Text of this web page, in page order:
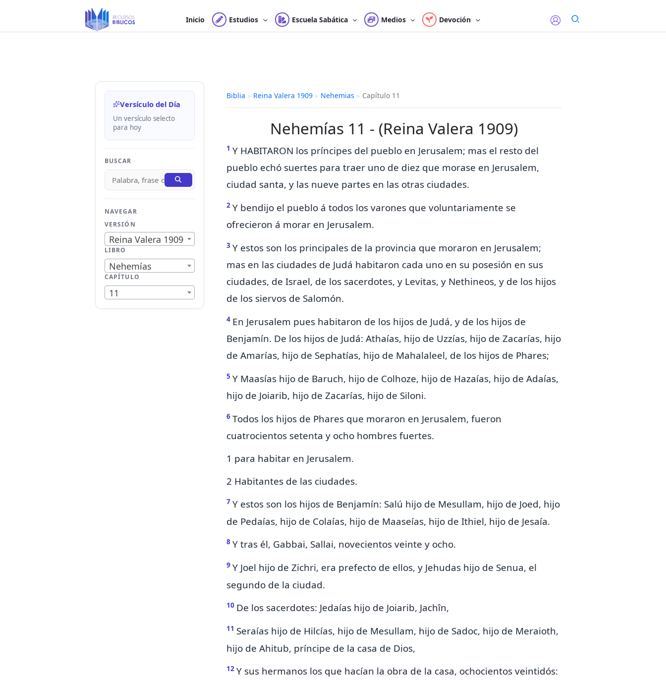
contenido
Inicio Estudios Escuela Sabática Medios Devoción
Versículo del Día
Un versículo selecto
para hoy
BUSCAR
NAVEGAR
VERSIÓN
Reina Valera 1909
LIBRO
Nehemías
CAPÍTULO
11
Biblia » Reina Valera 1909 » Nehemias » Capítulo 11
Nehemías 11 - (Reina Valera 1909)
1 Y HABITARON los príncipes del pueblo en Jerusalem; mas el resto del
pueblo echó suertes para traer uno de diez que morase en Jerusalem,
ciudad santa, y las nueve partes en las otrasciudades.
2 Y bendijo el pueblo á todos los varones que voluntariamente se
ofrecieron á morar en Jerusalem.
3 Y estos son los principales de la provincia que moraron en Jerusalem;
mas en las ciudades de Judá habitaron cada uno en su posesión en sus
ciudades, de Israel, de los sacerdotes, y Levitas, y Nethineos, y de los hijos
de los siervos de Salomón.
4 En Jerusalem pues habitaron de los hijos de Judá, y de los hijos de
Benjamín. De los hijos de Judá: Athaías, hijo de Uzzías, hijo de Zacarías, hijo
de Amarías, hijo de Sephatías, hijo de Mahalaleel, de los hijos de Phares;
5 Y Maasías hijo de Baruch, hijo de Colhoze, hijo de Hazaías, hijo de Adaías,
hijo de Joiarib, hijo de Zacarías, hijo de Siloni.
6 Todos los hijos de Phares que moraron en Jerusalem, fueron
cuatrocientos setenta y ocho hombres fuertes.
1 para habitar en Jerusalem.
2 Habitantes de las ciudades.
7 Y estos son los hijos de Benjamín: Salú hijo de Mesullam, hijo de Joed, hijo
de Pedaías, hijo de Colaías, hijo de Maaseías, hijo de Ithiel, hijo de Jesaía.
8 Y tras él, Gabbai, Sallai, novecientos veinte y ocho.
9 Y Joel hijo de Zichri, era prefecto de ellos, y Jehudas hijo de Senua, el
segundo de la ciudad.
10 De los sacerdotes: Jedaías hijo de Joiarib, Jachîn,
11 Seraías hijo de Hilcías, hijo de Mesullam, hijo de Sadoc, hijo de Meraioth,
hijo de Ahitub, príncipe de la casa de Dios,
12 Y sus hermanos los que hacían la obra de la casa, ochocientos veintidós: